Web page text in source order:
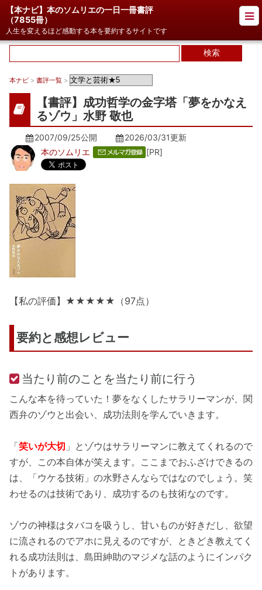
【本ナビ】本のソムリエの一日一冊書評
（7855冊）
人生を変えるほど感動する本を要約するサイトです
本ナビ > 書評一覧 >
【書評】成功哲学の金字塔「夢をかなえ
るゾウ」水野 敬也
2007/09/25公開 2026/03/31更新
本のソムリエ
[PR]
【私の評価】★★★★★（97点）
要約と感想レビュー
当たり前のことを当たり前に行う
こんな本を待っていた！夢をなくしたサラリーマンが、関
西弁のゾウと出会い、成功法則を学んでいきます。
「笑いが大切 」とゾウはサラリーマンに教えてくれるので
すが、この本自体が笑えます。ここまでおふざけできるの
は、「ウケる技術」の水野さんならではなのでしょう。笑
わせるのは技術であり、成功するのも技術なのです。
ゾウの神様はタバコを吸うし、甘いものが好きだし、欲望
に流されるのでアホに見えるのですが、ときどき教えてく
れる成功法則は、島田紳助のマジメな話のようにインパク
トがあります。